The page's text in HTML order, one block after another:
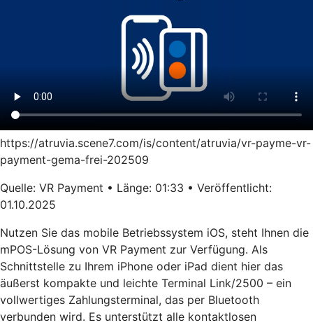
https://atruvia.scene7.com/is/content/atruvia/vr-payme-vr-
payment-gema-frei-202509
Quelle: VR Payment • Länge: 01:33 • Veröffentlicht:
01.10.2025
Nutzen Sie das mobile Betriebssystem iOS, steht Ihnen die
mPOS-Lösung von VR Payment zur Verfügung. Als
Schnittstelle zu Ihrem iPhone oder iPad dient hier das
äußerst kompakte und leichte Terminal Link/2500 – ein
vollwertiges Zahlungsterminal, das per Bluetooth
verbunden wird. Es unterstützt alle kontaktlosen